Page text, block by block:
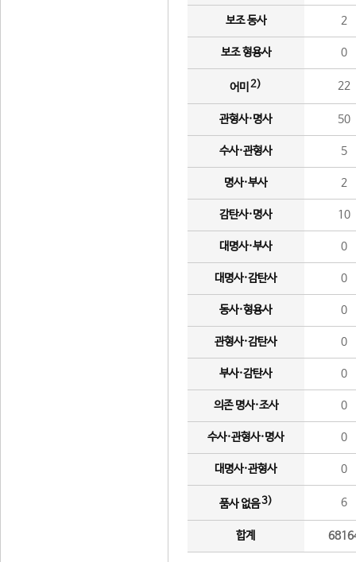
보조 동사 2
보조 형용사 0
어미 2) 22
관형사·명사 50
수사·관형사 5
명사·부사 2
감탄사·명사 10
대명사·부사 0
대명사·감탄사 0
동사·형용사 0
관형사·감탄사 0
부사·감탄사 0
의존 명사·조사 0
수사·관형사·명사 0
대명사·관형사 0
품사 없음3) 6
합계